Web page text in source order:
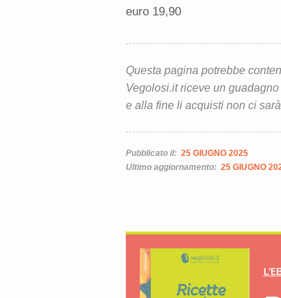
euro 19,90
Questa pagina potrebbe
Vegolosi.it riceve un
e alla fine li acquisti non ci
Pubblicato il: 25 GIUGNO 2025
Ultimo aggiornamento: 25 GIUGNO